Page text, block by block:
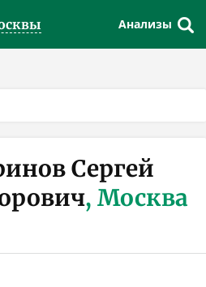
Анализы
Сергей
, Москва